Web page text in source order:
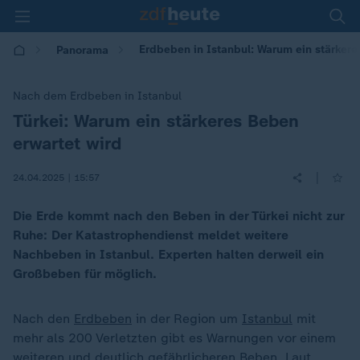
Panorama Erdbeben in Istanbul: Warum ein
Nach dem Erdbeben in Istanbul
:
Türkei: Warum ein stärkeres Beben
erwartet wird
24.04.2025 | 15:57
Die Erde kommt nach den Beben in der Türkei nicht zur
Ruhe: Der Katastrophendienst meldet weitere
Nachbeben in Istanbul. Experten halten derweil ein
Großbeben für möglich.
Nach den Erdbeben in der Region um Istanbul mit
mehr als 200 Verletzten gibt es Warnungen vor einem